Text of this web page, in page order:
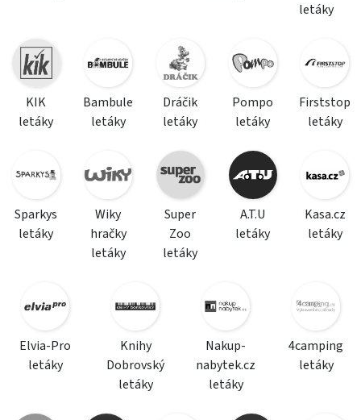
letáky
KIK
letáky
Bambule
letáky
Dráčik
letáky
Pompo
letáky
Firststop
letáky
Sparkys
letáky
Wiky
hračky
letáky
Super
Zoo
letáky
A.T.U
letáky
Kasa.cz
letáky
Elvia-Pro
letáky
Knihy
Dobrovský
letáky
Nakup-
nabytek.cz
letáky
4camping
letáky